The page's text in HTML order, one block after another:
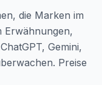
die Marken im
Erwähnungen,
Gemini,
Preise